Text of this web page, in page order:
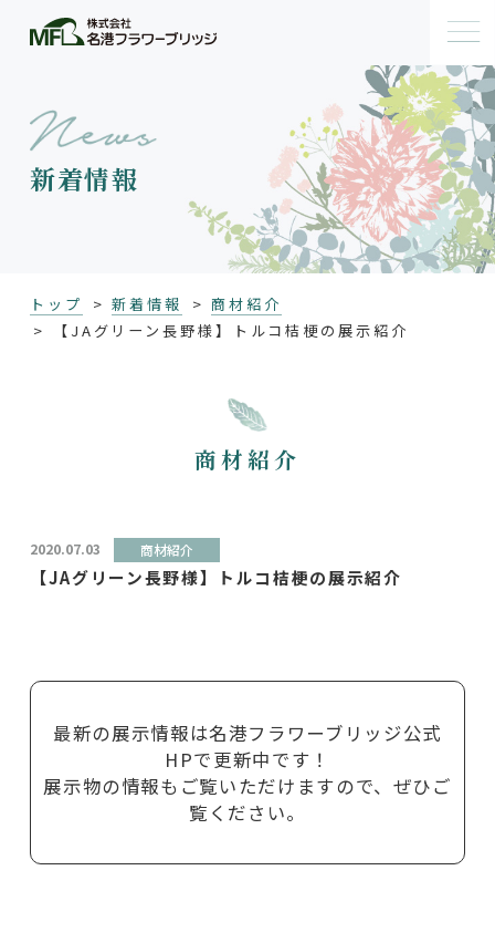
新着情報
トップ 新着情報
商材紹介
【JAグリーン長野様】トルコ桔梗の展示紹介
商材紹介
2020.07.03 商材紹介
【JAグリーン長野様】トルコ桔梗の展示紹介
最新の展示情報は名港フラワーブリッジ公式
HPで更新中です！
展示物の情報もご覧いただけますので、ぜひご
覧ください。